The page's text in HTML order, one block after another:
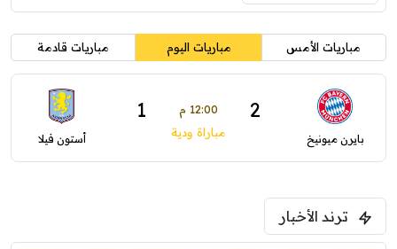
مباريات الأمس مباريات اليوم مباريات قادمة
بايرن ميونيخ
2 12:00 م 1
مباراة ودية أستون فيلا
ترند الأخبار